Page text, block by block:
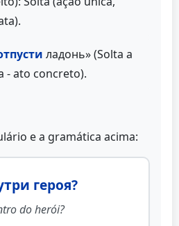
ладонь» (Solta a
- ato concreto).
e a gramática acima:
героя?
do herói?